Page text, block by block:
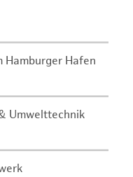
Hamburger Hafen
Umwelttechnik